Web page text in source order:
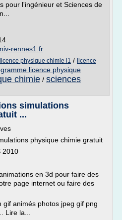
pour l'ingénieur et Sciences de
rennes1.fr
physique chimie l1 / licence
licence physique
chimie / sciences
simulations
...
physique chimie gratuit
2010
en 3d pour faire des
page internet ou faire des
gif animés photos jpeg gif png
Lire la...